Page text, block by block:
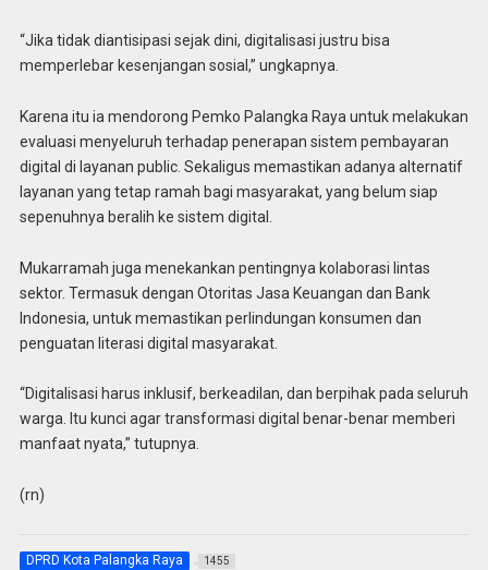
“Jika tidak diantisipasi sejak dini, digitalisasi justru bisa
memperlebar kesenjangan sosial,” ungkapnya.
Karena itu ia mendorong Pemko Palangka Raya untuk melakukan
evaluasi menyeluruh terhadap penerapan sistem pembayaran
digital di layanan public. Sekaligus memastikan adanya alternatif
layanan yang tetap ramah bagi masyarakat, yang belum siap
sepenuhnya beralih ke sistem digital.
Mukarramah juga menekankan pentingnya kolaborasi lintas
sektor. Termasuk dengan Otoritas Jasa Keuangan dan Bank
Indonesia, untuk memastikan perlindungan konsumen dan
penguatan literasi digital masyarakat.
“Digitalisasi harus inklusif, berkeadilan, dan berpihak pada seluruh
warga. Itu kunci agar transformasi digital benar-benar memberi
manfaat nyata,” tutupnya.
(rn)
DPRD Kota Palangka Raya 1455